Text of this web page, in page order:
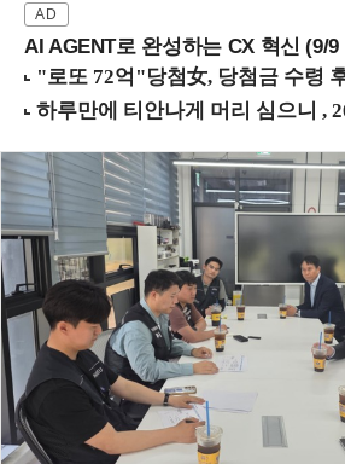
AI AGENT로 완성하는 CX 혁신 (9/9